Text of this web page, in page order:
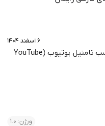
۶ اسفند ۱۴۰۴
فونت‌های مناسب تامنیل یوتیوب (YouTube
ورژن: 1.0